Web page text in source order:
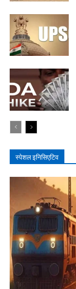
स्पेशल इनिसिएटिव